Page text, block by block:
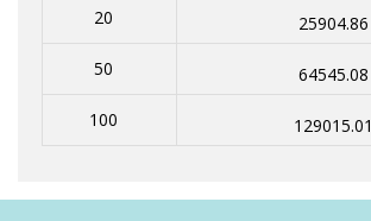
20
25904.86
50
64545.08
100
129015.01